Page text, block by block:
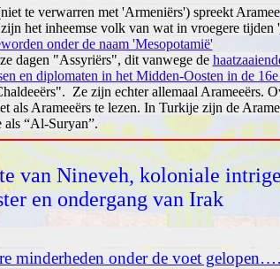
te verwarren met 'Armeniërs') spreekt
het inheemse volk van wat in vroegere tijden '
onder de naam 'Mesopotamië'
dagen "Assyriërs", dit vanwege de
en diplomaten in het Midden-Oosten in de
Ze zijn echter allemaal Arameeërs.
als Arameeërs te lezen. In Turkije zijn de
als “Al-Suryan”.
van Nineveh, koloniale
en ondergang van Irak
minderheden onder de voet